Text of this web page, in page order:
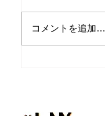
コメントを追加…